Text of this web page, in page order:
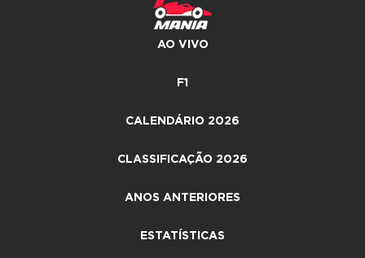
AO VIVO
F1
CALENDÁRIO 2026
CLASSIFICAÇÃO 2026
ANOS ANTERIORES
ESTATÍSTICAS